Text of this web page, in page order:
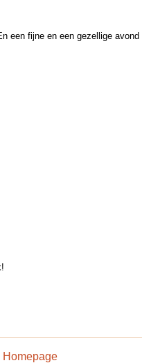
een fijne en een gezellige avond
Homepage